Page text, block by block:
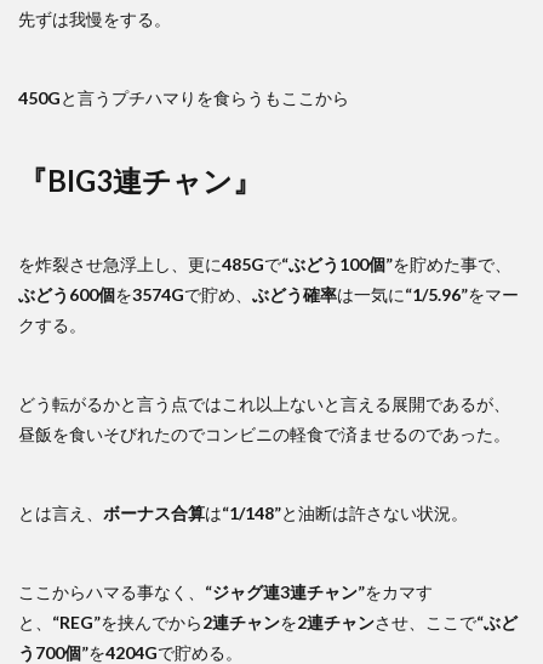
先ずは我慢をする。
450Gと言うプチハマりを食らうもここから
『BIG3連チャン』
を炸裂させ急浮上し、更に485Gで“ぶどう100個”を貯めた事で、
ぶどう600個を3574Gで貯め、 ぶどう確率は一気に“1/5.96”をマー
クする。
どう転がるかと言う点ではこれ以上ないと言える展開であるが、
昼飯を食いそびれたのでコンビニの軽食で済ませるのであった。
とは言え、 ボーナス合算は“1/148”と油断は許さない状況。
ここからハマる事なく、 “ジャグ連3連チャン”をカマす
と、 “REG”を挟んでから2連チャンを2連チャンさせ、ここで“ぶど
う700個”を4204Gで貯める。